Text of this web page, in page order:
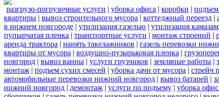
разгрузо-погрузочные услуги | уборка офиса | коробки |
квартиры | вывоз строительного мусора | коттеджный переезд |
в нижнем новгороде | утилизация газелью | утилизация
пупырчатая пленка | транспортные услуги | монтаж строений |
аренда трактора | нанять такелажников | газель перевозки
квартиры от мусора | воздушно-пузырьковая пленка |
новгород | вывоз ванны | услуги грузчиков | земляные работы |
монтаж | подъем сухих смесей | уборка дачи от мусора | стрейч
автомобильные перевозки нижний новгород | вывоз батарей |
нижний новгород | демонтаж | услуги по подъему | уборка